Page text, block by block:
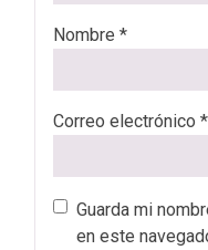
Nombre *
Correo electrónico *
Guarda mi
en este